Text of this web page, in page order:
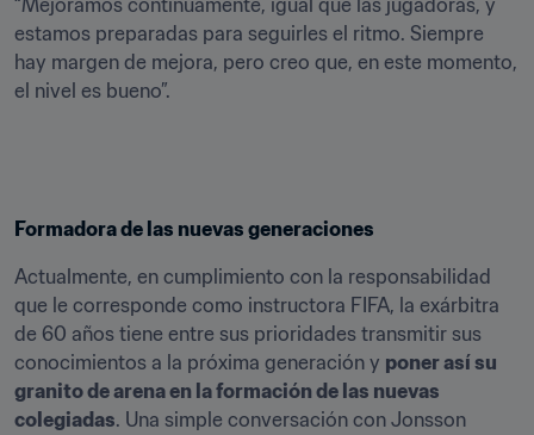
“Mejoramos continuamente, igual que las jugadoras, y
estamos preparadas para seguirles el ritmo. Siempre
hay margen de mejora, pero creo que, en este momento,
el nivel es bueno”.
Formadora de las nuevas generaciones
Actualmente, en cumplimiento con la responsabilidad
que le corresponde como instructora FIFA, la exárbitra
de 60 años tiene entre sus prioridades transmitir sus
conocimientos a la próxima generación y poner así su
granito de arena en la formación de las nuevas
colegiadas. Una simple conversación con Jonsson